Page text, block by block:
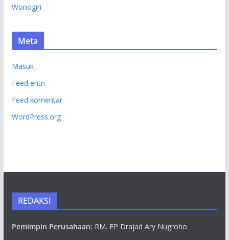
Wonogiri
Meta
Masuk
Feed entri
Feed komentar
WordPress.org
REDAKSI
Pemimpin Perusahaan: RM. EP Drajad Ary Nugroho